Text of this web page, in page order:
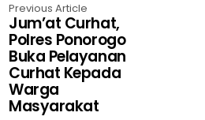
Previous Article
Jum’at Curhat,
Polres Ponorogo
Buka Pelayanan
Curhat Kepada
Warga
Masyarakat